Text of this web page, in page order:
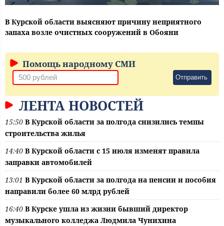
В Курской области выясняют причину неприятного
запаха возле очистных сооружений в Обояни
Помощь народному СМИ
Отправить
ЛЕНТА НОВОСТЕЙ
15:50 В Курской области за полгода снизились темпы
строительства жилья
14:40 В Курской области с 15 июля изменят правила
заправки автомобилей
13:01 В Курской области за полгода на пенсии и пособия
направили более 60 млрд рублей
16:40 В Курске ушла из жизни бывший директор
музыкального колледжа Людмила Чунихина